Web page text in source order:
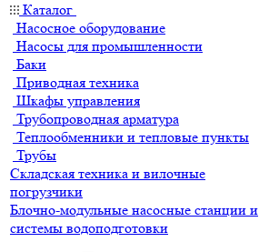
Каталог
Насосное оборудование
Насосы для промышленности
Баки
Приводная техника
Шкафы управления
Трубопроводная арматура
Теплообменники и тепловые пункты
Трубы
Складская техника и вилочные
погрузчики
Блочно-модульные насосные станции и
системы водоподготовки